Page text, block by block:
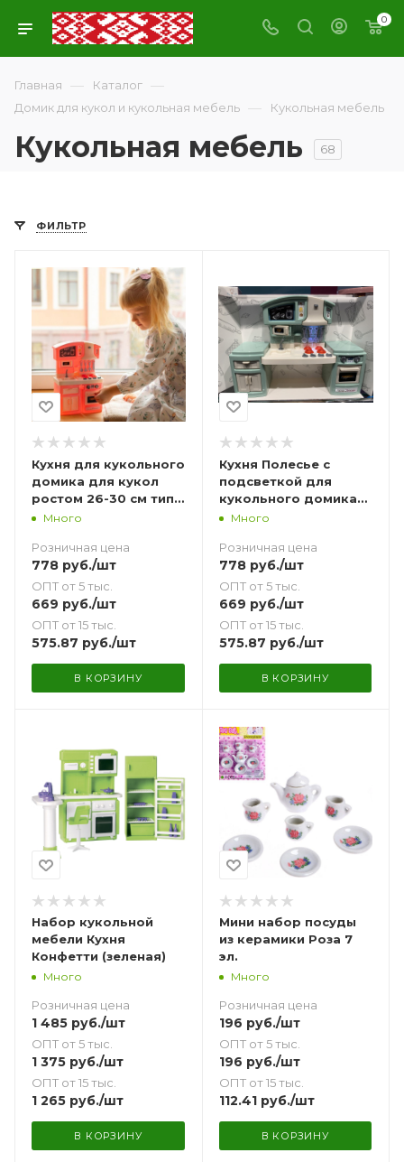
0
Главная — Каталог —
Домик для кукол и кукольная мебель — Кукольная мебель
Кукольная мебель 68
ФИЛЬТР
Кухня для кукольного
домика для кукол
ростом 26-30 см типа
барби с подсветкой
Много
Розничная цена
778 руб./шт
ОПТ от 5 тыс.
669 руб./шт
ОПТ от 15 тыс.
575.87 руб./шт
В КОРЗИНУ
Кухня Полесье с
подсветкой для
кукольного домика
для кукол ростом 26-
светло-зеленый
Много
Розничная цена
778руб./шт
ОПТ от 5 тыс.
669 руб./шт
ОПТ от 15 тыс.
575.87 руб./шт
В КОРЗИНУ
Набор кукольной
мебели Кухня
Конфетти (зеленая)
Много
Розничная цена
1 485 руб./шт
ОПТ от 5 тыс.
1 375 руб./шт
ОПТ от 15 тыс.
1 265 руб./шт
В КОРЗИНУ
Мини набор посуды
из керамики Роза 7
эл.
Много
Розничная цена
196 руб./шт
ОПТ от 5 тыс.
196 руб./шт
ОПТ от 15 тыс.
112.41руб./шт
В КОРЗИНУ